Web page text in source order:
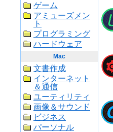
ゲーム
アミューズメン
ト
プログラミング
ハードウェア
Mac
文書作成
インターネット
＆通信
ユーティリティ
画像＆サウンド
ビジネス
パーソナル